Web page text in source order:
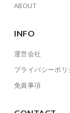
ABOUT
INFO
運営会社
プライバシーポリ
免責事項